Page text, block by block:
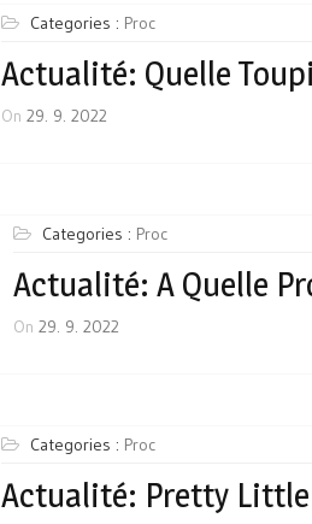
Categories : Proc
Actualité: Quelle
On 29. 9. 2022
Categories : Proc
Actualité: A Quelle
On 29. 9. 2022
Categories : Proc
Actualité: Pretty Little